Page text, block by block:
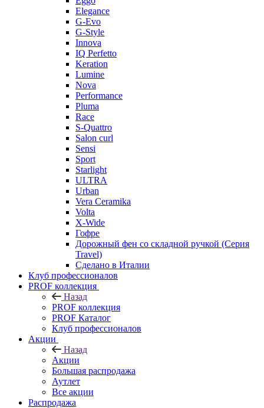
Elegance
G-Evo
G-Style
Innova
IQ Perfetto
Keration
Lumine
Nova
Performance
Pluma
Race
S-Quattro
Salon curl
Sensi
Sport
Starlight
ULTRA
Urban
Vera Ceramika
Volta
X-Wide
Гофре
Дорожный фен со складной ручкой (Серия
Travel)
Сделано в Италии
Клуб профессионалов
PROF коллекция
Назад
PROF коллекция
PROF Каталог
Клуб профессионалов
Акции
Назад
Акции
Большая распродажа
Аутлет
Все акции
Распродажа